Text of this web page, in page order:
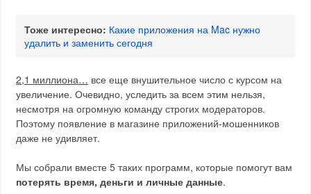
Тоже интересно: Какие приложения на Mac нужно
удалить и заменить сегодня
2,1 миллиона… все еще внушительное число с курсом на
увеличение. Очевидно, уследить за всем этим нельзя,
несмотря на огромную команду строгих модераторов.
Поэтому появление в магазине приложений-мошенников
даже не удивляет.
Мы собрали вместе 5 таких программ, которые помогут вам
потерять время, деньги и личные данные.